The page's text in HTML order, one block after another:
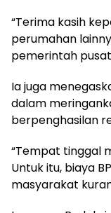
“Terima kasih
perumahan
pemerintah
Ia juga
dalam
berpenghasilan
“Tempat tinggal
Untuk itu, biaya
masyarakat